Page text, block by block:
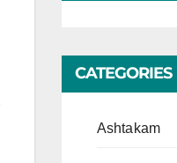
CATEGORIES
Ashtakam